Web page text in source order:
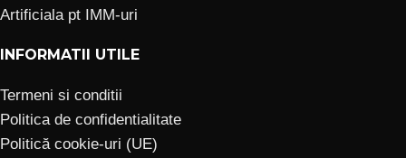
Artificiala pt IMM-uri
INFORMATII UTILE
Termeni si conditii
Politica de confidentialitate
Politică cookie-uri (UE)